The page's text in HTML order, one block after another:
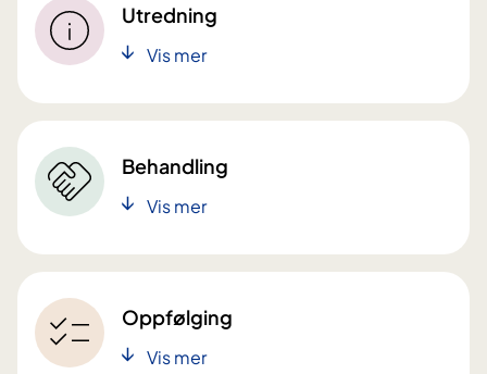
Utredning
Vis mer
Behandling
Vis mer
Oppfølging
Vis mer